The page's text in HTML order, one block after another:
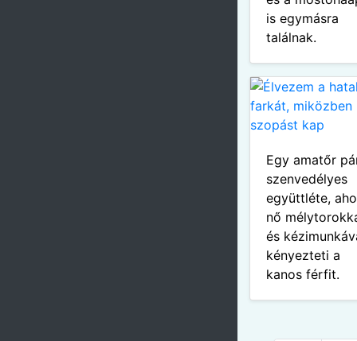
is egymásra
találnak.
Egy amatőr
szenvedélyes
együttléte,
nő
és
kényezteti a
kanos férfit.